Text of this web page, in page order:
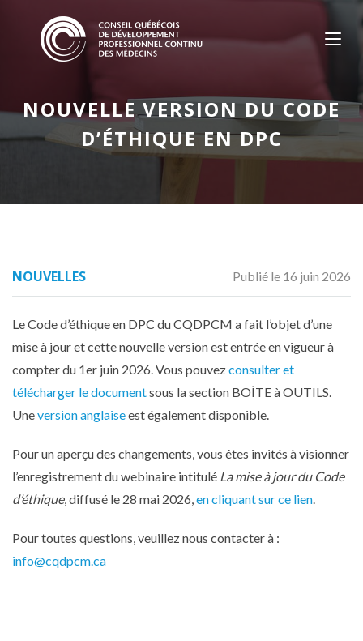
NOUVELLE VERSION DU CODE
D’ÉTHIQUE EN DPC
NOUVELLES Publié le 16 juin 2026
Le Code d’éthique en DPC du CQDPCM a fait l’objet d’une
mise à jour et cette nouvelle version est entrée en vigueur à
compter du 1er juin 2026. Vous pouvezconsulter et
télécharger le documentsous la section BOÎTE à OUTILS.
Uneversion anglaiseest également disponible.
Pour un aperçu des changements, vous êtes invités à visionner
l’enregistrement du webinaire intitulé La mise à jour du Code
d’éthique, diffusé le 28 mai 2026,en cliquant sur ce lien.
Pour toutes questions, veuillez nous contacter à :
info@cqdpcm.ca